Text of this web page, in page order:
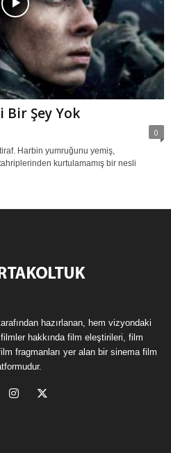
Bir Şey Yok
0
Harbin yumruğunu yemiş,
kurtulamamış bir nesli
hazırlanan, hem vizyondaki
hakkında film eleştirileri, film
fragmanları yer alan bir sinema film